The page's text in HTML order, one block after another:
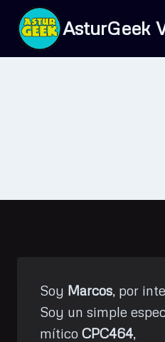
Saltar
contenido
AsturGeek
Soy Marcos, por
Soy un simple
mítico CPC464,